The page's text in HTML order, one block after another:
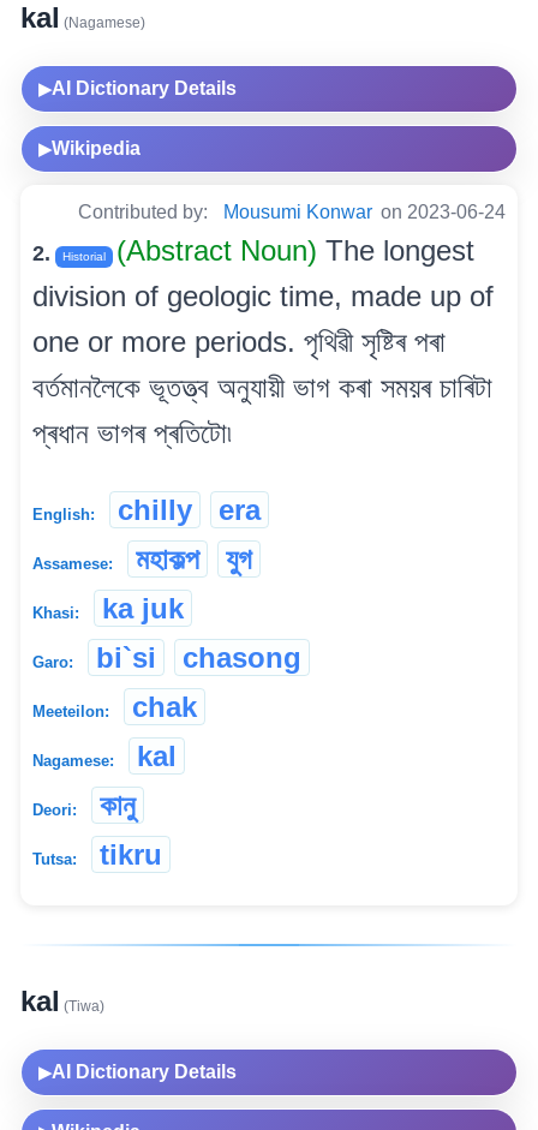
kal (Nagamese)
▶AI Dictionary Details
▶Wikipedia
Contributed by: Mousumi Konwar on 2023-06-24
2. Historial (Abstract Noun) The longest
division of geologic time, made up of
one or more periods. পৃথিৱী সৃষ্টিৰ পৰা
বৰ্তমানলৈকে ভূতত্ত্ব অনুযায়ী ভাগ কৰা সময়ৰ চাৰিটা
প্ৰধান ভাগৰ প্ৰতিটো৷
English: chilly era
Assamese: মহাকল্প যুগ
Khasi: ka juk
Garo: bi`si chasong
Meeteilon: chak
Nagamese: kal
Deori: কানু
Tutsa: tikru
kal (Tiwa)
▶AI Dictionary Details